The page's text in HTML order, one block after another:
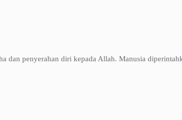
dan penyerahan diri kepada Allah. Manusia